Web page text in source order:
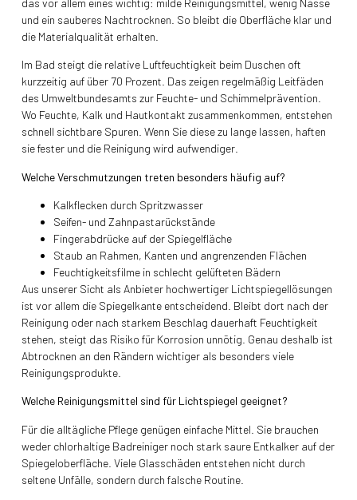
und ein sauberes Nachtrocknen. So bleibt die Oberfläche klar und
die Materialqualität erhalten.
Im Bad steigt die relative Luftfeuchtigkeit beim Duschen oft
kurzzeitig auf über 70 Prozent. Das zeigen regelmäßig Leitfäden
des Umweltbundesamts zur Feuchte- und Schimmelprävention.
Wo Feuchte, Kalk und Hautkontakt zusammenkommen, entstehen
schnell sichtbare Spuren. Wenn Sie diese zu lange lassen, haften
sie fester und die Reinigung wird aufwendiger.
Welche Verschmutzungen treten besonders häufig auf?
Kalkflecken durch Spritzwasser
Seifen- und Zahnpastarückstände
Fingerabdrücke auf der Spiegelfläche
Staub an Rahmen, Kanten und angrenzenden Flächen
Feuchtigkeitsfilme in schlecht gelüfteten Bädern
Aus unserer Sicht als Anbieter hochwertiger Lichtspiegellösungen
ist vor allem die Spiegelkante entscheidend. Bleibt dort nach der
Reinigung oder nach starkem Beschlag dauerhaft Feuchtigkeit
stehen, steigt das Risiko für Korrosion unnötig. Genau deshalb ist
Abtrocknen an den Rändern wichtiger als besonders viele
Reinigungsprodukte.
Welche Reinigungsmittel sind für Lichtspiegel geeignet?
Für die alltägliche Pflege genügen einfache Mittel. Sie brauchen
weder chlorhaltige Badreiniger noch stark saure Entkalker auf der
Spiegeloberfläche. Viele Glasschäden entstehen nicht durch
seltene Unfälle, sondern durch falsche Routine.